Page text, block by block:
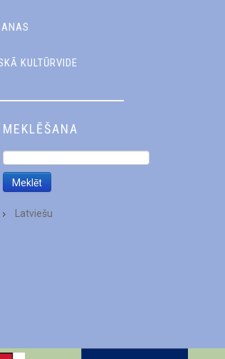
KULTŪRVIDE
MEKLĒŠANA
Latviešu